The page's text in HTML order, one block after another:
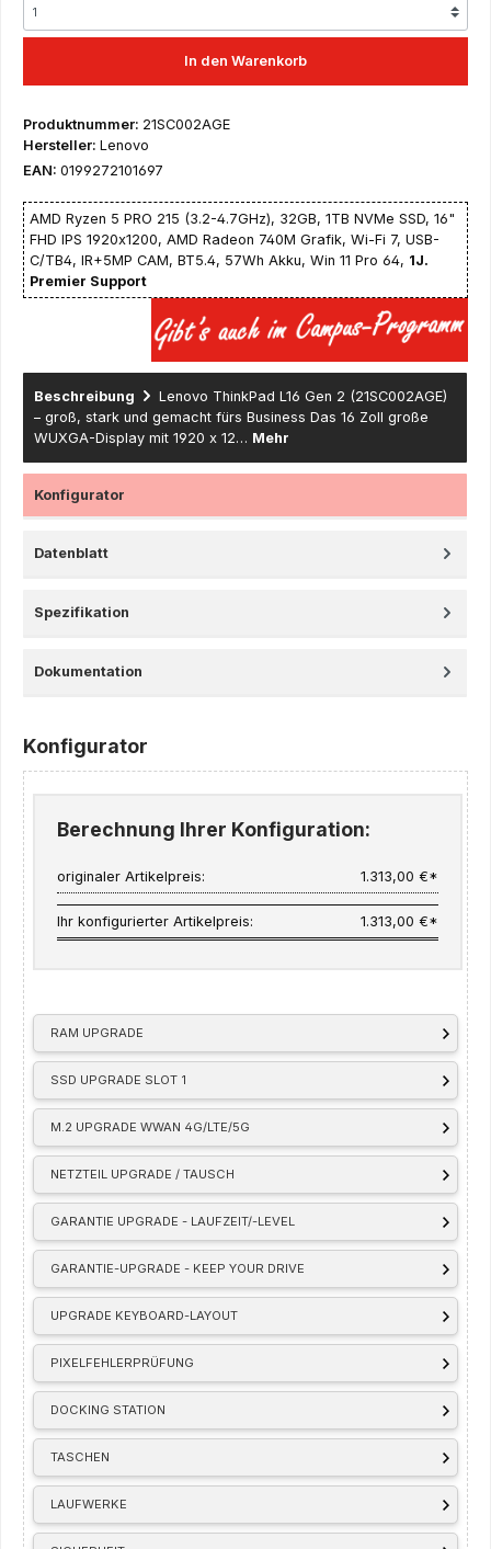
In den Warenkorb
Produktnummer: 21SC002AGE
Hersteller: Lenovo
EAN: 0199272101697
AMD Ryzen 5 PRO 215 (3.2-4.7GHz), 32GB, 1TB NVMe SSD, 16"
FHD IPS 1920x1200, AMD Radeon 740M Grafik, Wi-Fi 7, USB-
C/TB4, IR+5MP CAM, BT5.4, 57Wh Akku, Win 11 Pro 64, 1J.
Premier Support
Beschreibung
Lenovo ThinkPad L16 Gen 2 (21SC002AGE)
– groß, stark und gemacht fürs Business Das 16 Zoll große
WUXGA-Display mit 1920 x 12… Mehr
Konfigurator
Datenblatt
Spezifikation
Dokumentation
Konfigurator
RAM UPGRADE
SSD UPGRADE SLOT 1
M.2 UPGRADE WWAN 4G/LTE/5G
NETZTEIL UPGRADE / TAUSCH
GARANTIE UPGRADE - LAUFZEIT/-LEVEL
GARANTIE-UPGRADE - KEEP YOUR DRIVE
UPGRADE KEYBOARD-LAYOUT
PIXELFEHLERPRÜFUNG
DOCKING STATION
TASCHEN
LAUFWERKE
Berechnung Ihrer Konfiguration:
originaler Artikelpreis: 1.313,00 €*
Ihr konfigurierter Artikelpreis: 1.313,00 €*